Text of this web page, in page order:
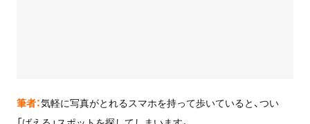
筆者：気軽に写真がとれるスマホを持って歩いていると、つい